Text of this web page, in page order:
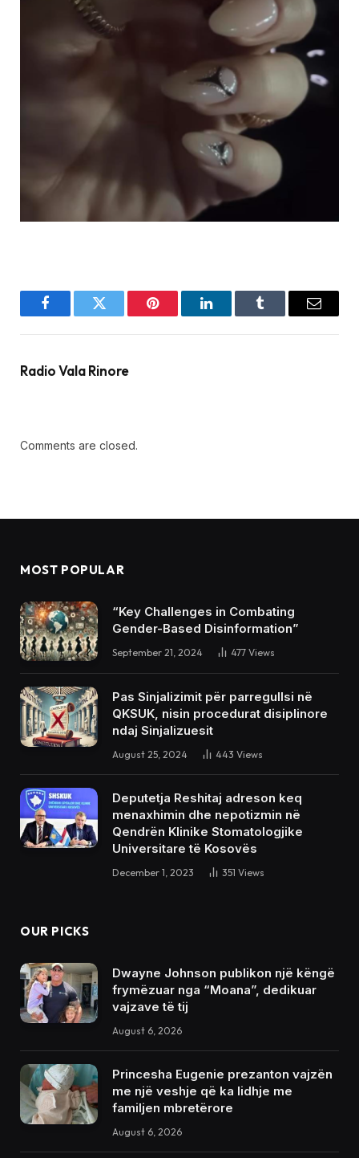
FacebookTwitter Pinterest LinkedInTumblr Email
Radio Vala Rinore
Comments are closed.
MOST POPULAR
“Key Challenges in Combating
Gender-Based Disinformation”
September 21, 2024 477 Views
Pas Sinjalizimit për parregullsi në
QKSUK, nisin procedurat disiplinore
ndaj Sinjalizuesit
August 25, 2024 443 Views
Deputetja Reshitaj adreson keq
menaxhimin dhe nepotizmin në
Qendrën Klinike Stomatologjike
Universitare të Kosovës
December 1, 2023 351 Views
OUR PICKS
Dwayne Johnson publikon një këngë
frymëzuar nga “Moana”, dedikuar
vajzave të tij
August 6, 2026
Princesha Eugenie prezanton vajzën
me një veshje që ka lidhje me
familjen mbretërore
August 6, 2026